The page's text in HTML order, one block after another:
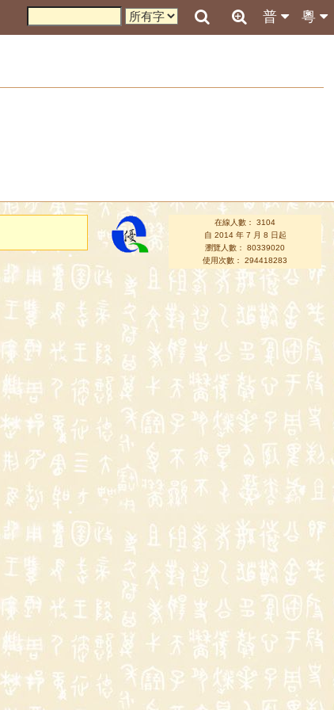
粵
普
在線人數： 3104
自 2014 年 7 月 8 日起
瀏覽人數： 80339020
使用次數： 294418283